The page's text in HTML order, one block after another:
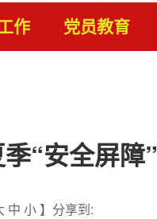
作 党员教育
“安全屏障”
中 小 】分享到: